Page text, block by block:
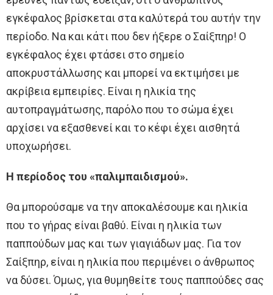
εγκέφαλος βρίσκεται στα καλύτερά του αυτήν την
περίοδο. Να και κάτι που δεν ήξερε ο Σαίξπηρ! Ο
εγκέφαλος έχει φτάσει στο σημείο
αποκρυστάλλωσης και μπορεί να εκτιμήσει με
ακρίβεια εμπειρίες. Είναι η ηλικία της
αυτοπραγμάτωσης, παρόλο που το σώμα έχει
αρχίσει να εξασθενεί και το κέφι έχει αισθητά
υποχωρήσει.
Η περίοδος του «παλιμπαιδισμού».
Θα μπορούσαμε να την αποκαλέσουμε και ηλικία
που το γήρας είναι βαθύ. Είναι η ηλικία των
παππούδων μας και των γιαγιάδων μας. Για τον
Σαίξπηρ, είναι η ηλικία που περιμένει ο άνθρωπος
να δύσει. Όμως, για θυμηθείτε τους παππούδες σας